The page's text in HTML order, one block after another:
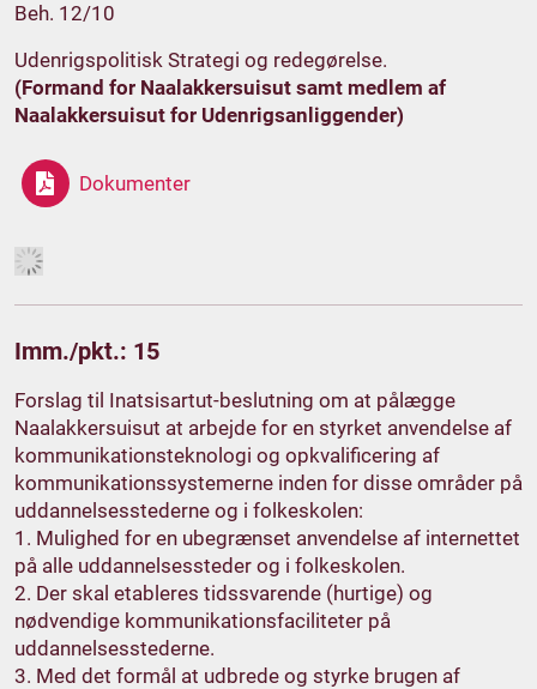
Beh. 12/10
Udenrigspolitisk Strategi og redegørelse.
(Formand for Naalakkersuisut samt medlem af
Naalakkersuisut for Udenrigsanliggender)
Dokumenter
Imm./pkt.: 15
Forslag til Inatsisartut-beslutning om at pålægge
Naalakkersuisut at arbejde for en styrket anvendelse af
kommunikationsteknologi og opkvalificering af
kommunikationssystemerne inden for disse områder på
uddannelsesstederne og i folkeskolen:
1. Mulighed for en ubegrænset anvendelse af internettet
på alle uddannelsessteder og i folkeskolen.
2. Der skal etableres tidssvarende (hurtige) og
nødvendige kommunikationsfaciliteter på
uddannelsesstederne.
3. Med det formål at udbrede og styrke brugen af